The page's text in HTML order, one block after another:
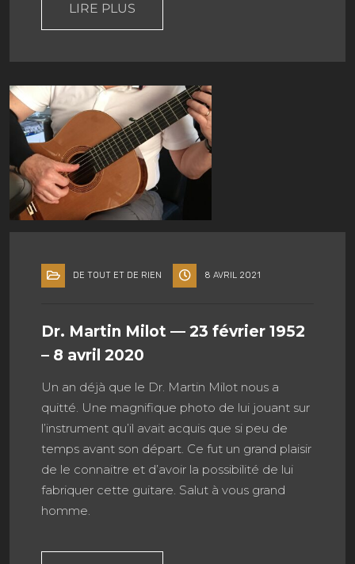
LIRE PLUS
DE TOUT ET DE RIEN 8 AVRIL 2021
Dr. Martin Milot — 23 février 1952
– 8 avril 2020
Un an déjà que le Dr. Martin Milot nous a
quitté. Une magnifique photo de lui jouant sur
l’instrument qu’il avait acquis que si peu de
temps avant son départ. Ce fut un grand plaisir
de le connaitre et d’avoir la possibilité de lui
fabriquer cette guitare. Salut à vous grand
homme.